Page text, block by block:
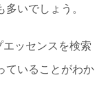
いでしょう。
ッセンスを検索
ていることがわか